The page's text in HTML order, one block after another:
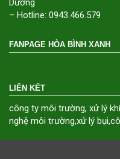
– Hotline: 0943.466.579
FANPAGE HÒA BÌNH XANH
LIÊN KẾT
công ty môi trường, xử lý
nghệ môi trường,xử lý bụi,